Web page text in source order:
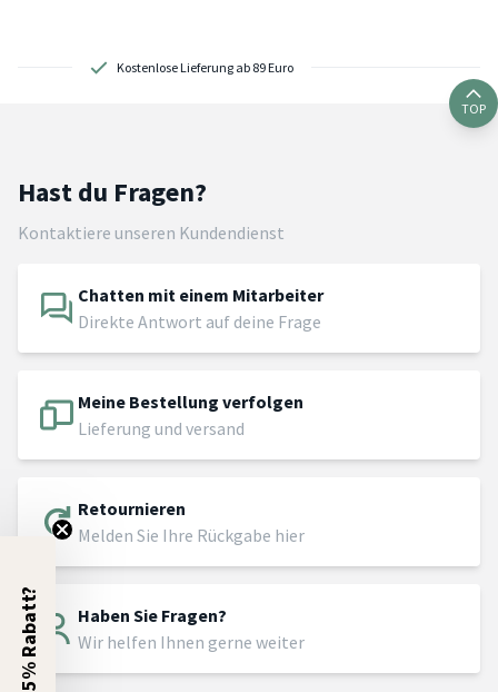
Schnelle Lieferung
TOP
Hast du Fragen?
Kontaktiere unseren Kundendienst
Chatten mit einem Mitarbeiter
Direkte Antwort auf deine Frage
Meine Bestellung verfolgen
Lieferung und versand
Retournieren
Melden Sie Ihre Rückgabe hier
Haben Sie Fragen?
Wir helfen Ihnen gerne weiter
5% Rabatt?